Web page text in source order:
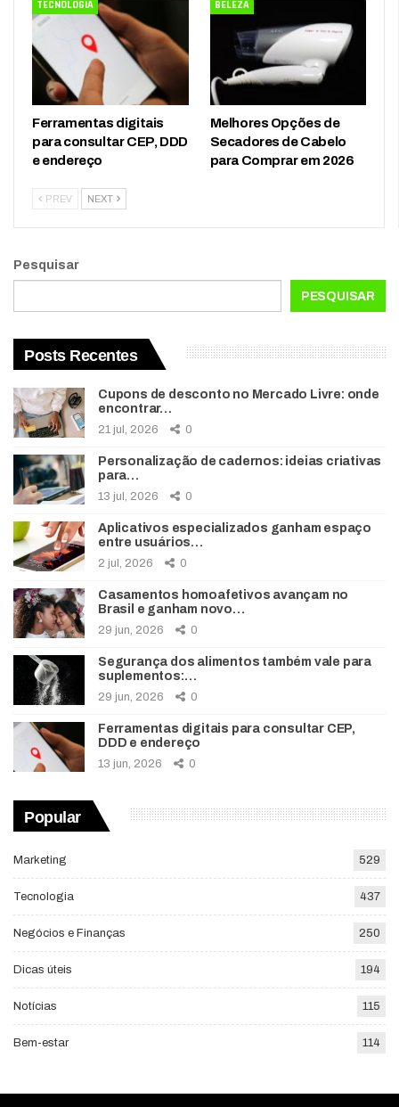
TECNOLOGIA
Ferramentas digitais
para consultar CEP, DDD
e endereço
BELEZA
Melhores Opções de
Secadores de Cabelo
para Comprar em 2026
PREV NEXT
Pesquisar
PESQUISAR
Posts Recentes
Cupons de desconto no Mercado Livre: onde
encontrar…
21 jul, 2026 0
Personalização de cadernos: ideias criativas
para…
13 jul, 2026 0
Aplicativos especializados ganham espaço
entre usuários…
2 jul, 2026 0
Casamentos homoafetivos avançam no
Brasil e ganham novo…
29 jun, 2026 0
Segurança dos alimentos também vale para
suplementos:…
29 jun, 2026 0
Ferramentas digitais para consultar CEP,
DDD e endereço
13 jun, 2026 0
Popular
Marketing 529
Tecnologia 437
Negócios e Finanças 250
Dicas úteis 194
Notícias 115
Bem-estar 114